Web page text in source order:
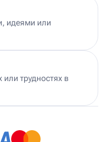
идеями или
трудностях в